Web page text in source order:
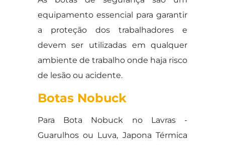
equipamento essencial para garantir
a proteção dos trabalhadores e
devem ser utilizadas em qualquer
ambiente de trabalho onde haja risco
de lesão ou acidente.
Botas Nobuck
Para Bota Nobuck no Lavras -
Guarulhos ou Luva, Japona Térmica